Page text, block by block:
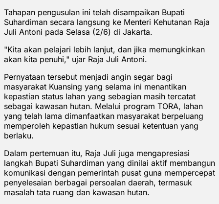
Tahapan pengusulan ini telah disampaikan Bupati
Suhardiman secara langsung ke Menteri Kehutanan Raja
Juli Antoni pada Selasa (2/6) di Jakarta.
"Kita akan pelajari lebih lanjut, dan jika memungkinkan
akan kita penuhi," ujar Raja Juli Antoni.
Pernyataan tersebut menjadi angin segar bagi
masyarakat Kuansing yang selama ini menantikan
kepastian status lahan yang sebagian masih tercatat
sebagai kawasan hutan. Melalui program TORA, lahan
yang telah lama dimanfaatkan masyarakat berpeluang
memperoleh kepastian hukum sesuai ketentuan yang
berlaku.
Dalam pertemuan itu, Raja Juli juga mengapresiasi
langkah Bupati Suhardiman yang dinilai aktif membangun
komunikasi dengan pemerintah pusat guna mempercepat
penyelesaian berbagai persoalan daerah, termasuk
masalah tata ruang dan kawasan hutan.